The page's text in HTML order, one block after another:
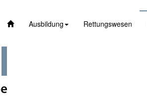
Ausbildung Rettungswesen